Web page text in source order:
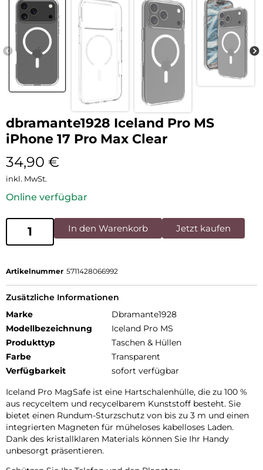
dbramante1928 Iceland Pro MS
iPhone 17 Pro Max Clear
34,90 €
inkl. MwSt.
Online verfügbar
In den Warenkorb Jetzt kaufen
Artikelnummer 5711428066992
Zusätzliche Informationen
Marke
Dbramante1928
Modellbezeichnung
Iceland Pro MS
Produkttyp
Taschen & Hüllen
Farbe
Transparent
Verfügbarkeit
sofort verfügbar
Iceland Pro MagSafe ist eine Hartschalenhülle, die zu 100 %
aus recyceltem und recycelbarem Kunststoff besteht. Sie
bietet einen Rundum-Sturzschutz von bis zu 3 m und einen
integrierten Magneten für müheloses kabelloses Laden.
Dank des kristallklaren Materials können Sie Ihr Handy
unbesorgt präsentieren.